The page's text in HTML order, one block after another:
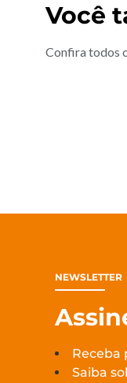
Você
Confira todos
NEWSLETTER
Receba
Saiba